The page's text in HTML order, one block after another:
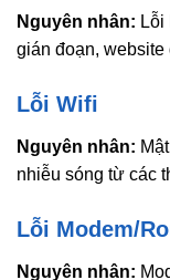
Nguyên nhân:
gián đoạn, website
Lỗi Wifi
Nguyên nhân:
nhiễu sóng từ các
Lỗi Modem/
Nguyên nhân: